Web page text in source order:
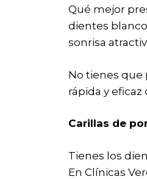
Qué mejor
dientes
sonrisa
No tienes que
rápida y
Carillas de
Tienes los
En Clínicas